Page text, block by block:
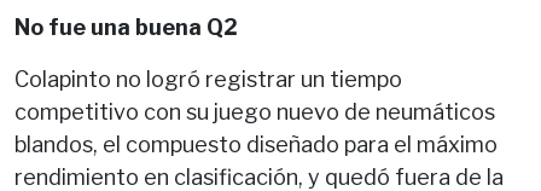
No fue una buena Q2
Colapinto no logró registrar un tiempo
competitivo con su juego nuevo de neumáticos
blandos, el compuesto diseñado para el máximo
rendimiento en clasificación, y quedó fuera de la